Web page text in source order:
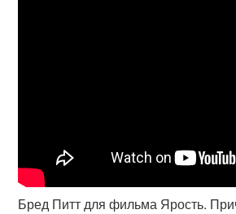
Бред Питт для фильма Ярость.